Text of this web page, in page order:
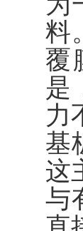
料
覆
是
力
基
这
与